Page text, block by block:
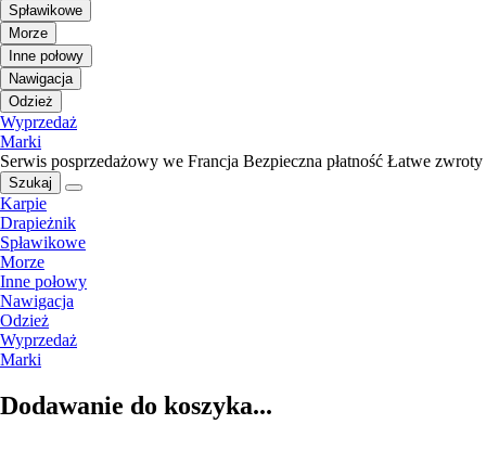
Spławikowe
Morze
Inne połowy
Nawigacja
Odzież
Wyprzedaż
Marki
Serwis posprzedażowy we Francja Bezpieczna płatność Łatwe zwroty
Szukaj
Karpie
Drapieżnik
Spławikowe
Morze
Inne połowy
Nawigacja
Odzież
Wyprzedaż
Marki
Dodawanie do koszyka...